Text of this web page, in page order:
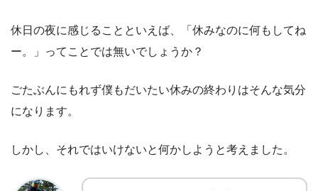
休日の夜に感じることといえば、「休みなのに何もしてね
ー。」ってことでは無いでしょうか？
ごたぶんにもれず僕もだいたい休みの終わりはそんな気分
になります。
しかし、それではいけないと何かしようと考えました。